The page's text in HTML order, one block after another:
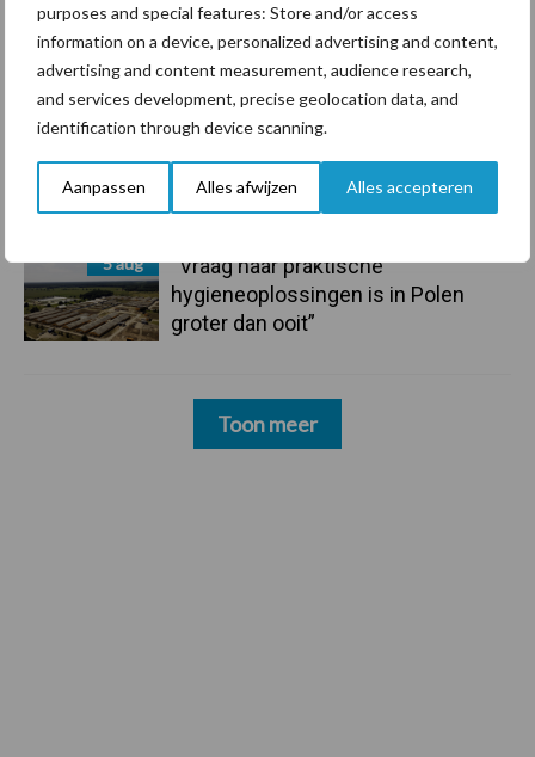
purposes and special features: Store and/or access
information on a device, personalized advertising and content,
advertising and content measurement, audience research,
and services development, precise geolocation data, and
identification through device scanning.
Aanpassen Alles afwijzen Alles accepteren
ForFarmers ziet volume en
marktaandeel groeien in krimpende
Nederlandse markt
langere levensduur
5 aug
“Vraag naar praktische
hygieneoplossingen is in Polen
groter dan ooit”
Toon meer